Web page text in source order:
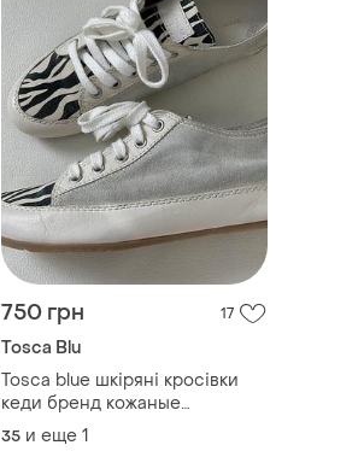
750 грн 17
Tosca Blu
Tosca blue шкіряні кросівки
кеди бренд кожаные
кроссовки кеды
35 и еще 1